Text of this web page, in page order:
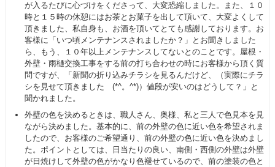
が入るたびに心づけをくださって、大変恐縮しました。また、１０
時と１５時の休憩にはお茶とお菓子を出して頂いて、大変よくして
頂きました、私自身も、お酒を頂いてとても感謝しております。お
客様に「いつ頃メンテナンスされましたか？」とお聞きしました
ら、もう、１０年以上メンテナンスしてないとのことです。屋根・
外壁・雨樋交換工事をする前の打ち合わせの時にお客様から頂く質
問ですが、「新聞の折り込みチラシを見るんだけど、（実際にチラ
シを見せて頂きました (*^。^*)）値段が安いのはどうして？」と
聞かれました。
外壁の色を決めるときは、職人さん、奥様、私と三人で色見本を見
ながら決めました。基本的に、前の外壁の色に近い色を希望されま
したので、お客様のご希望通り、前の外壁の色に近い色を決めまし
た。ポイントとしては、日当たりの良い、南側・西側の外壁は外壁
が日焼けして外壁の色がかなり色褪せているので、前の塗装の色と